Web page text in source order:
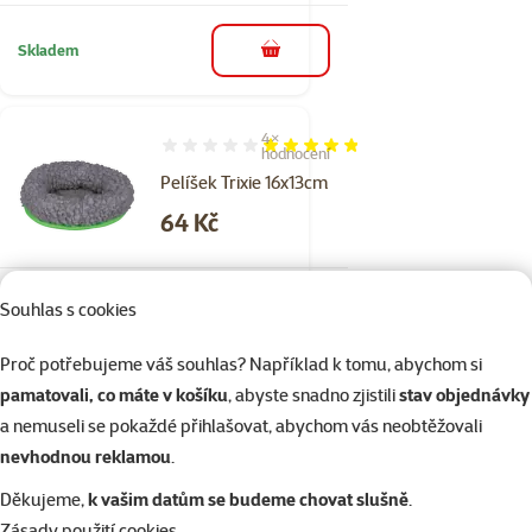
Souhlas s cookies
Proč potřebujeme váš souhlas? Například k tomu, abychom si
pamatovali, co máte v košíku, abyste snadno zjistilistav objednávky
a nemuseli se pokaždé přihlašovat, abychom vás neobtěžovali
nevhodnou reklamou.
Děkujeme,k vašim datům se budeme chovat slušně.
Skladem do košíku
Pelíšek Trixie 16x13cm
Hodnocení 95%, počet hodnocení: 4
4×
hodnocení
Cena
64 Kč
Skladem
Napáječka Small
plast mix barev
Hodnocení 76%, počet hodnocení: 5
5×
hodnocení